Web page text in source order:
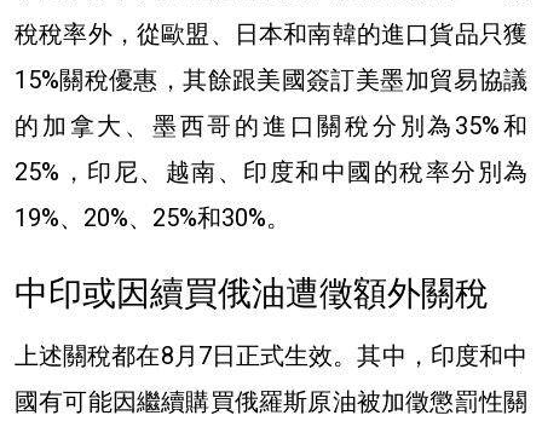
稅稅率外，從歐盟、日本和南韓的進口貨品只獲
15%關稅優惠，其餘跟美國簽訂美墨加貿易協議
的加拿大、墨西哥的進口關稅分別為35%和
25%，印尼、越南、印度和中國的稅率分別為
19%、20%、25%和30%。
中印或因續買俄油遭徵額外關稅
上述關稅都在8月7日正式生效。其中，印度和中
國有可能因繼續購買俄羅斯原油被加徵懲罰性關